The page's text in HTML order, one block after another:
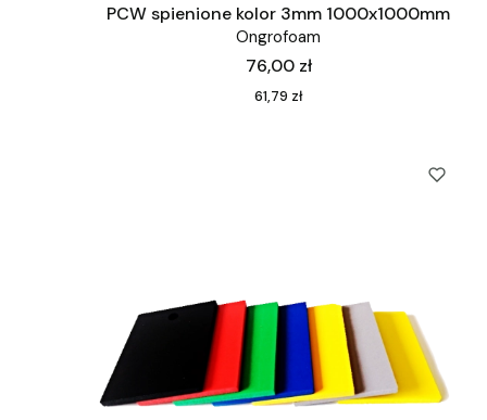
PCW spienione kolor 3mm 1000x1000mm
Ongrofoam
Cena
76,00 zł
Cena
61,79 zł